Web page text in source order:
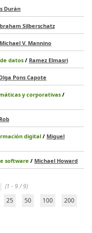
Durán
Silberschatz
Michael V. Mannino
datos / Ramez Elmasri
Pons Capote
y corporativas/
digital / Miguel
software / Michael Howard
(1 - 9 / 9)
25 50 100 200